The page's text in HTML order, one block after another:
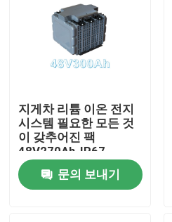
집
지게차 리튬 이온 전지
시스템 필요한 모든 것
이 갖추어진 팩
48V270Ah-IP67
문의 보내기